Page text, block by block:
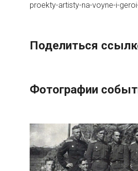
proekty-artisty-na-voyne-i-
Поделиться
Фотографии